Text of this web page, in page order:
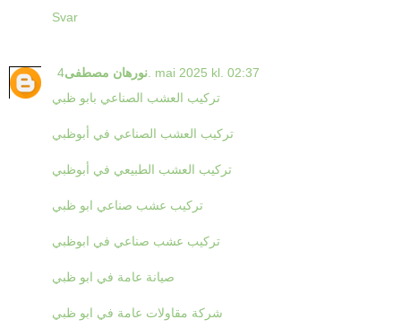
Svar
نورهان مصطفى 4. mai 2025 kl. 02:37
تركيب العشب الصناعي بابو ظبي
تركيب العشب الصناعي في أبوظبي
تركيب العشب الطبيعي في أبوظبي
تركيب عشب صناعي ابو ظبي
تركيب عشب صناعي في ابوظبي
صيانة عامة في ابو ظبي
شركة مقاولات عامة في ابو ظبي